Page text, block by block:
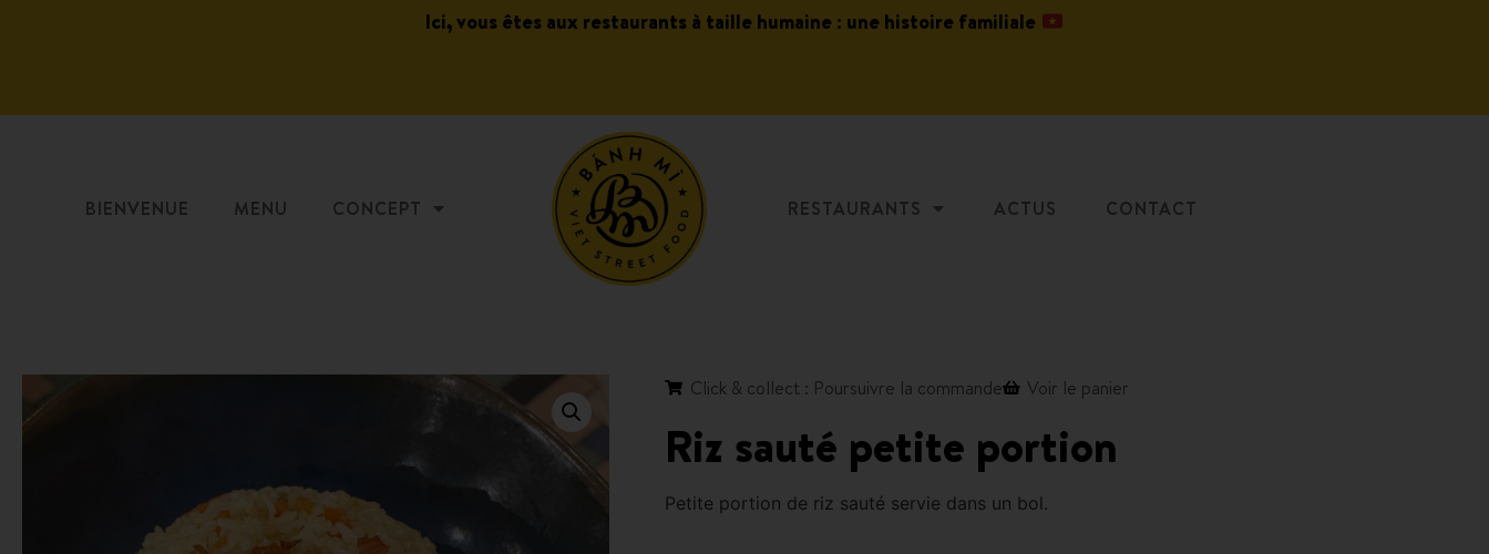
Ici, vous êtes aux restaurants à taille humaine : une histoire familiale
BIENVENUE MENU CONCEPT RESTAURANTS ACTUS CONTACT
Click & collect : Poursuivre la commande Voir le panier
Riz sauté petite portion
Petite portion de riz sauté servie dans un bol.